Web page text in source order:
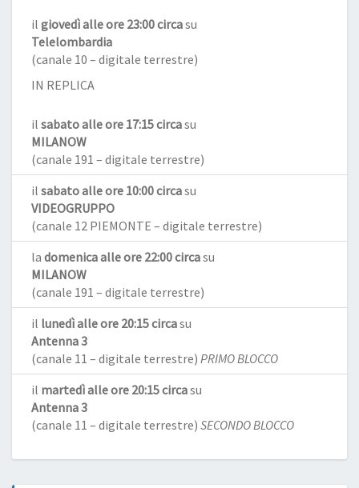
il giovedì alle ore 23:00 circasu
Telelombardia
(canale 10 – digitale terrestre)
IN REPLICA
il sabato alle ore 17:15 circasu
MILANOW
(canale 191 – digitale terrestre)
il sabato alle ore 10:00 circasu
VIDEOGRUPPO
(canale 12 PIEMONTE – digitale terrestre)
la domenica alle ore 22:00 circasu
MILANOW
(canale 191 – digitale terrestre)
il lunedì alle ore 20:15 circasu
Antenna 3
(canale 11 – digitale terrestre) PRIMO BLOCCO
il martedì alle ore 20:15 circasu
Antenna 3
(canale 11 – digitale terrestre) SECONDO BLOCCO